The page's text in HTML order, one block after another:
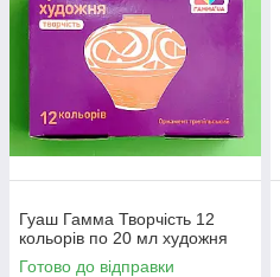
Гуаш Гамма Творчість 12
кольорів по 20 мл художня
Готово до відправки